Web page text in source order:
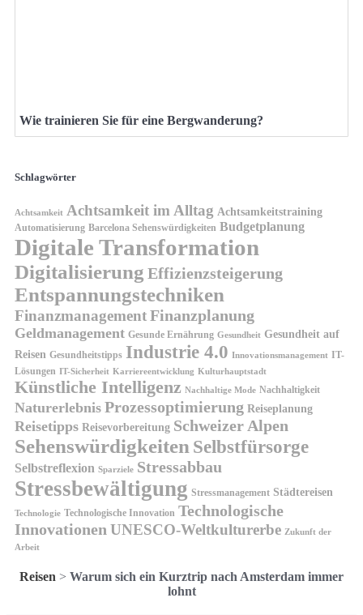
Wie trainieren Sie für eine Bergwanderung?
Schlagwörter
Achtsamkeit Achtsamkeit im Alltag Achtsamkeitstraining
Automatisierung Barcelona Sehenswürdigkeiten Budgetplanung
Digitale Transformation
Digitalisierung Effizienzsteigerung
Entspannungstechniken
FinanzmanagementFinanzplanung
Geldmanagement Gesunde Ernährung Gesundheit Gesundheit auf
Reisen Gesundheitstipps Industrie 4.0 Innovationsmanagement IT-
Lösungen IT-Sicherheit Karriereentwicklung Kulturhauptstadt
Künstliche Intelligenz Nachhaltige Mode Nachhaltigkeit
Naturerlebnis Prozessoptimierung Reiseplanung
Reisetipps Reisevorbereitung Schweizer Alpen
Sehenswürdigkeiten Selbstfürsorge
Selbstreflexion Sparziele Stressabbau
Stressbewältigung Stressmanagement Städtereisen
Technologie Technologische Innovation Technologische
Innovationen UNESCO-Weltkulturerbe Zukunft der
Arbeit
Reisen > Warum sich ein Kurztrip nach Amsterdam immer
lohnt